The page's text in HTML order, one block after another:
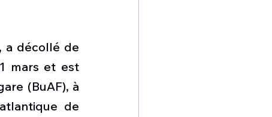
a décollé de
mars et est
(BuAF), à
de